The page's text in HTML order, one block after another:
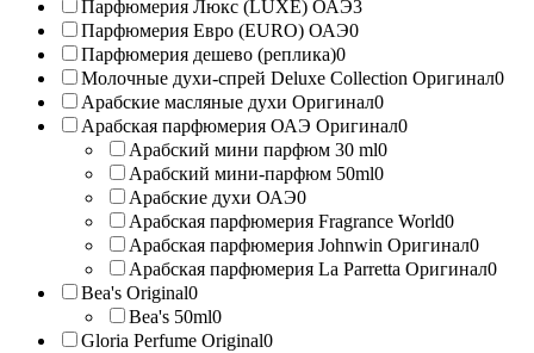
Парфюмерия Люкс (LUXE) ОАЭ3
Парфюмерия Евро (EURO) ОАЭ0
Парфюмерия дешево (реплика)0
Молочные духи-спрей Deluxe Collection Оригинал0
Арабские масляные духи Оригинал0
Арабская парфюмерия ОАЭ Оригинал0
Арабский мини парфюм 30 ml0
Арабский мини-парфюм 50ml0
Арабские духи ОАЭ0
Арабская парфюмерия Fragrance World0
Арабская парфюмерия Johnwin Оригинал0
Арабская парфюмерия La Parretta Оригинал0
Bea's Original0
Bea's 50ml0
Gloria Perfume Original0